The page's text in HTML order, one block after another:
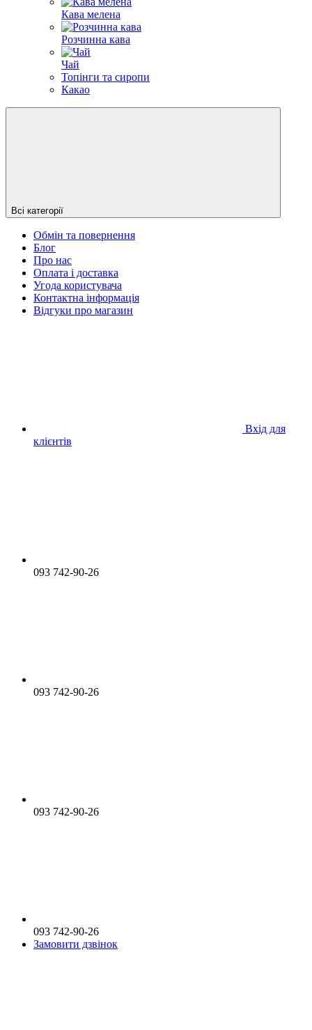
Кава мелена
Розчинна кава
Чай
Топінги та сиропи
Какао
Всі категорії
Обмін та повернення
Блог
Про нас
Оплата і доставка
Угода користувача
Контактна інформація
Відгуки про магазин
Вхід для
клієнтів
093 742-90-26
093 742-90-26
093 742-90-26
093 742-90-26
Замовити дзвінок